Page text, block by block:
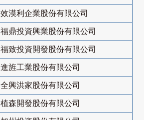
效漠利企業股份有限公司
福鼎投資興業股份有限公司
福致投資開發股份有限公司
進旌工業股份有限公司
全興洪家股份有限公司
植森開發股份有限公司